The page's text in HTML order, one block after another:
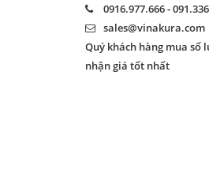
0916.977.666 -
sales@vinakura.com
Quý khách hàng mua số
nhận giá tốt nhất